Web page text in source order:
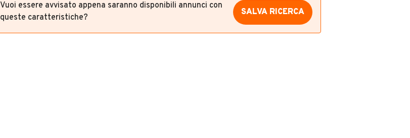
Vuoi essere avvisato appena saranno disponibili annunci con
queste caratteristiche?
SALVA RICERCA